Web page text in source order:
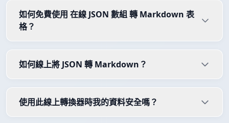
如何免費使用 在線 JSON 數組 轉 Markdown 表
格？
如何線上將 JSON 轉 Markdown？
使用此線上轉換器時我的資料安全嗎？